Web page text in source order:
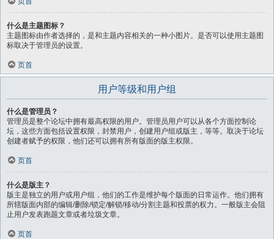
什么是主题图标？
主题图标由作者选择的，是和主题内容相关的一种小图片。是否可以使用主题图
标取决于管理员的设置。
页首
用户等级和用户组
什么是管理员？
管理员是整个论坛中拥有最高权限的用户。管理员用户可以从各个方面控制论
坛，这些方面包括设置权限，封禁用户，创建用户组或版主，等等。取决于论坛
创建者赋予的权限，他们还可以拥有所有版面的版主权限。
页首
什么是版主？
版主是独立的用户或用户组，他们的工作是维护每个版面的日常运作。他们拥有
所辖版面内部的编辑/删除/锁定/解锁/移动/分割主题和投票的权力。一般版主会阻
止用户发表跑题文章或者垃圾文章。
页首